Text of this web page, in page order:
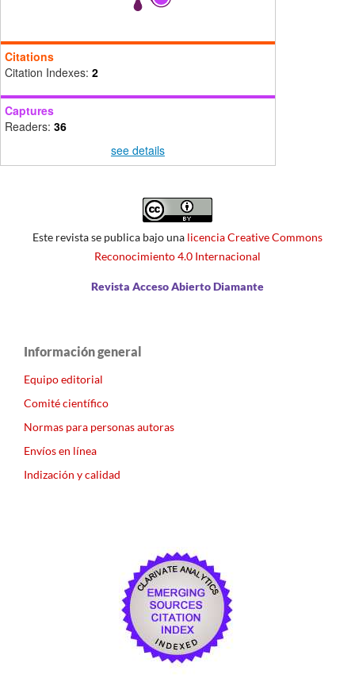
Citations
Citation Indexes: 2
Captures
Readers: 36
see details
Este revista se publica bajo una licencia Creative Commons
Reconocimiento 4.0 Internacional
Revista Acceso Abierto Diamante
Información general
Equipo editorial
Comité científico
Normas para personas autoras
Envíos en línea
Indización y calidad